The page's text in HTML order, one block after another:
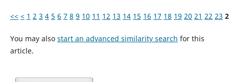
<< < 1 2 3 4 5 6 7 8 9 10 11 12 13 14 15 16 17 18 19 20 21 22 23
You may also start an advanced similarity search for this
article.